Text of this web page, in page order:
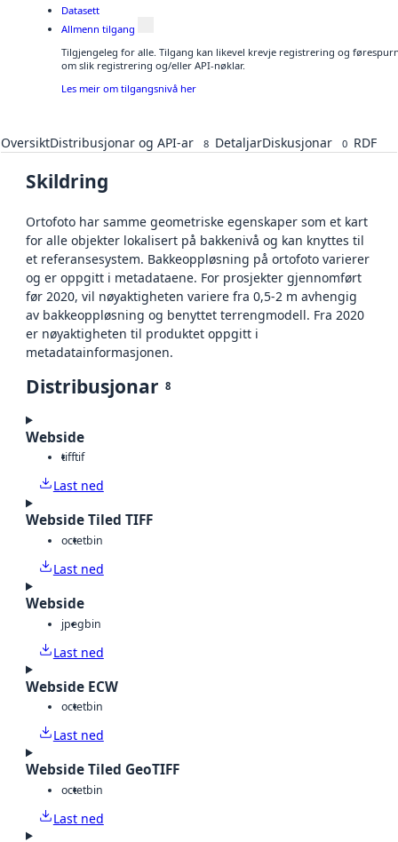
Datasett
Allmenn tilgang
Tilgjengeleg for alle. Tilgang kan likevel krevje registrering og
om slik registrering og/eller API-nøklar.
Les meir om tilgangsnivå her
OversiktDistribusjonar og API-ar 8 DetaljarDiskusjonar 0 RDF
Skildring
Ortofoto har samme geometriske egenskaper som et kart
for alle objekter lokalisert på bakkenivå og kan knyttes til
et referansesystem. Bakkeoppløsning på ortofoto varierer
og er oppgitt i metadataene. For prosjekter gjennomført
før 2020, vil nøyaktigheten variere fra 0,5-2 m avhengig
av bakkeoppløsning og benyttet terrengmodell. Fra 2020
er nøyaktigheten til produktet oppgitt i
metadatainformasjonen.
Distribusjonar 8
Webside
tifftif
Last ned
Webside Tiled TIFF
octetbin
Last ned
Webside
jpegbin
Last ned
Webside ECW
octetbin
Last ned
Webside Tiled GeoTIFF
octetbin
Last ned